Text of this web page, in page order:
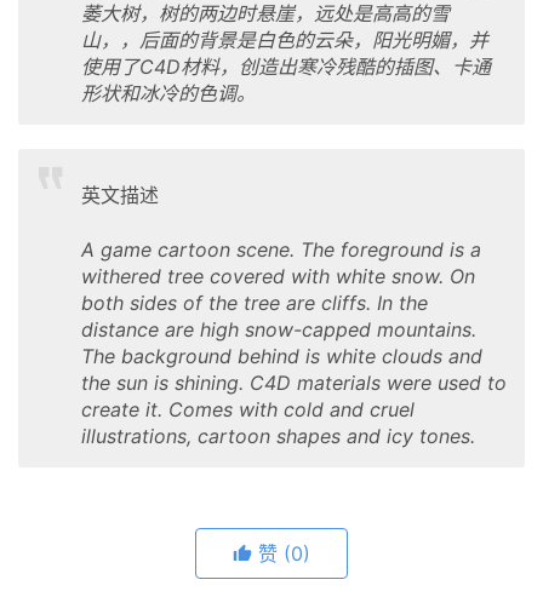
萎大树，树的两边时悬崖，远处是高高的雪
山，，后面的背景是白色的云朵，阳光明媚，并
使用了C4D材料，创造出寒冷残酷的插图、卡通
形状和冰冷的色调。
英文描述
A game cartoon scene. The foreground is a
withered tree covered with white snow. On
both sides of the tree are cliffs. In the
distance are high snow-capped mountains.
The background behind is white clouds and
the sun is shining. C4D materials were used to
create it. Comes with cold and cruel
illustrations, cartoon shapes and icy tones.
赞 (0)